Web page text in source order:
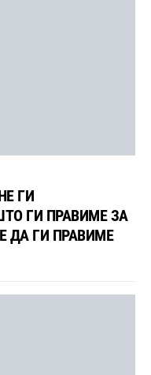
ГИ
ГИ ПРАВИМЕ ЗА
ДА ГИ ПРАВИМЕ